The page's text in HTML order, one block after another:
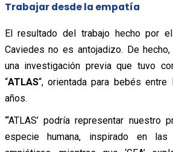
Trabajar desde la empatía
El resultado del trabajo hecho por
Caviedes no es antojadizo. De hecho,
una investigación previa que tuvo
“ATLAS“, orientada para bebés
años.
“‘ATLAS’ podría representar nuestro
especie humana, inspirado en